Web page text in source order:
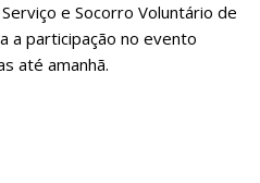
e Socorro Voluntário de
a participação no evento
até amanhã.